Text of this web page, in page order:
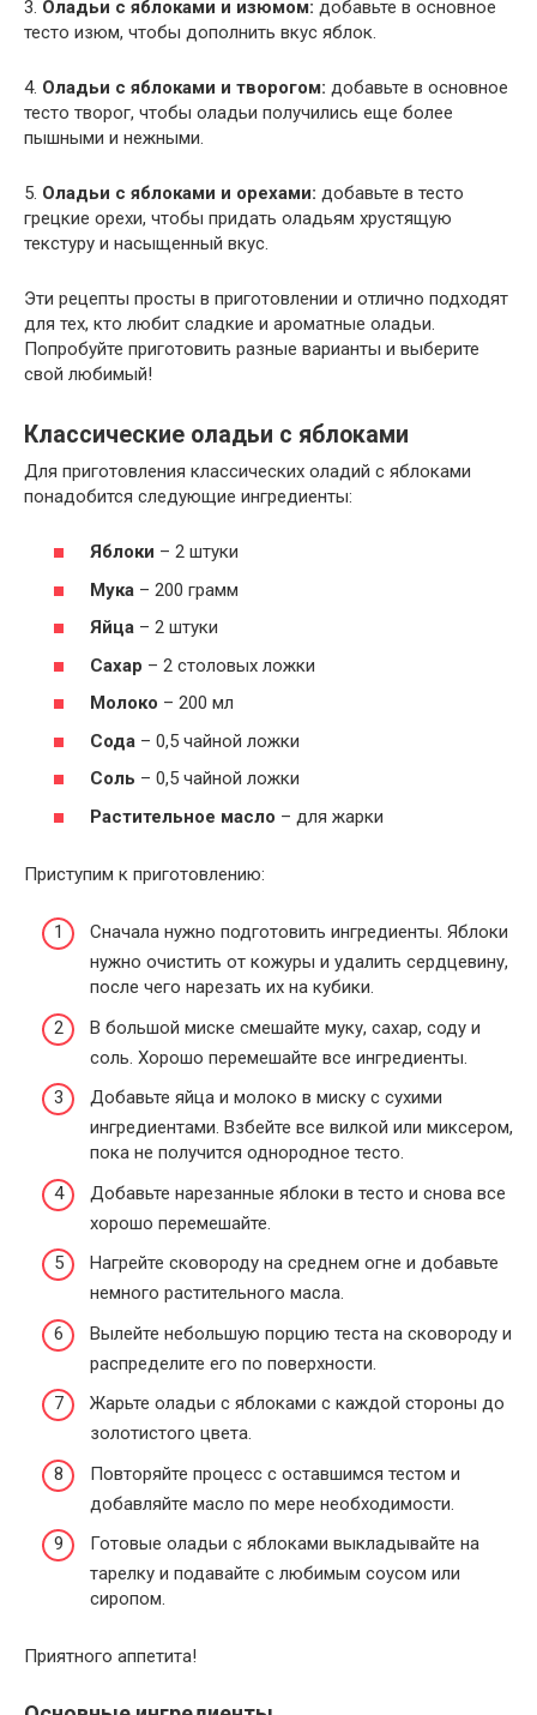
3. Оладьи с яблоками и изюмом: добавьте в основное
тесто изюм, чтобы дополнить вкус яблок.
4. Оладьи с яблоками и творогом: добавьте в основное
тесто творог, чтобы оладьи получились еще более
пышными и нежными.
5. Оладьи с яблоками и орехами: добавьте в тесто
грецкие орехи, чтобы придать оладьям хрустящую
текстуру и насыщенный вкус.
Эти рецепты просты в приготовлении и отлично подходят
для тех, кто любит сладкие и ароматные оладьи.
Попробуйте приготовить разные варианты и выберите
свой любимый!
Классические оладьи с яблоками
Для приготовления классических оладий с яблоками
понадобится следующие ингредиенты:
Яблоки – 2 штуки
Мука – 200 грамм
Яйца – 2 штуки
Сахар – 2 столовых ложки
Молоко – 200 мл
Сода – 0,5 чайной ложки
Соль – 0,5 чайной ложки
Растительное масло – для жарки
Приступим к приготовлению:
Сначала нужно подготовить ингредиенты. Яблоки
нужно очистить от кожуры и удалить сердцевину,
после чего нарезать их на кубики.
В большой миске смешайте муку, сахар, соду и
соль. Хорошо перемешайте все ингредиенты.
Добавьте яйца и молоко в миску с сухими
ингредиентами. Взбейте все вилкой или миксером,
пока не получится однородное тесто.
Добавьте нарезанные яблоки в тесто и снова все
хорошо перемешайте.
Нагрейте сковороду на среднем огне и добавьте
немного растительного масла.
Вылейте небольшую порцию теста на сковороду и
распределите его по поверхности.
Жарьте оладьи с яблоками с каждой стороны до
золотистого цвета.
Повторяйте процесс с оставшимся тестом и
добавляйте масло по мере необходимости.
Готовые оладьи с яблоками выкладывайте на
тарелку и подавайте с любимым соусом или
сиропом.
Приятного аппетита!